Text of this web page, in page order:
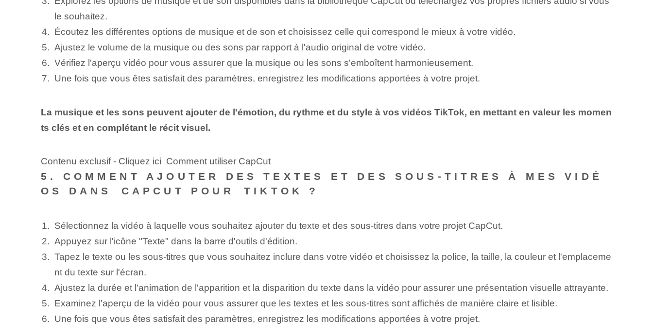
le souhaitez.
Écoutez les différentes options de musique et de son et choisissez celle qui correspond le mieux à votre vidéo.
Ajustez le volume de la musique ou des sons par rapport à l'audio original de votre vidéo.
Vérifiez l'aperçu vidéo pour vous assurer que la musique ou les sons s'emboîtent harmonieusement.
Une fois que vous êtes satisfait des paramètres, enregistrez les modifications apportées à votre projet.
La musique et les sons peuvent ajouter de l'émotion, du rythme et du style à vos vidéos TikTok, en mettant en valeur les momen
ts clés et en complétant le récit visuel.
Contenu exclusif - Cliquez ici Comment utiliser CapCut
5. COMMENT AJOUTER DES TEXTES ET DES SOUS-TITRES À MES VIDÉ
OS DANS ⁢CAPCUT POUR ⁢TIKTOK ?
Sélectionnez la vidéo à laquelle vous souhaitez ajouter du texte et des sous-titres dans votre projet CapCut.
Appuyez sur l'icône "Texte" dans la barre d'outils d'édition.
Tapez le texte ou les sous-titres que vous souhaitez inclure dans votre vidéo et choisissez la police, la taille, la couleur et l'emplaceme
nt du texte sur l'écran.
Ajustez la durée et l'animation ‌de‍ l'apparition et la disparition du texte dans ⁢la vidéo pour assurer une ‌présentation visuelle attrayante.
Examinez l'aperçu de la vidéo pour vous assurer que les textes et les sous-titres sont affichés de manière claire et lisible.
Une fois que vous êtes satisfait des paramètres, enregistrez les modifications apportées à votre projet.